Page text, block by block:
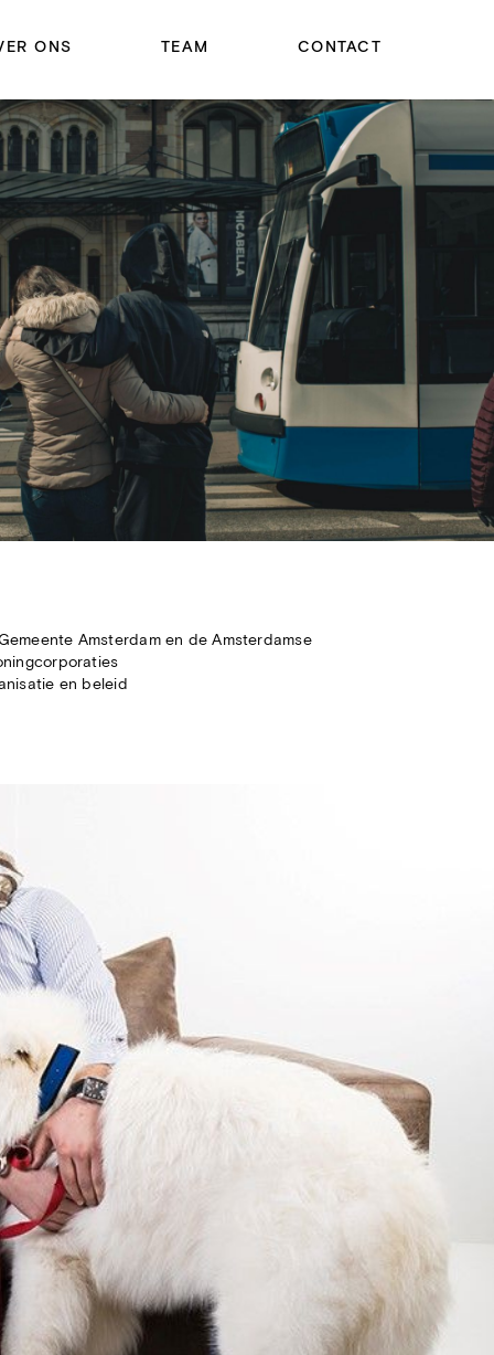
ONS TEAM CONTACT
Amsterdam en de Amsterdamse
en beleid